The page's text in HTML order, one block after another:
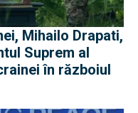
Mihailo Drapati,
Suprem al
în războiul